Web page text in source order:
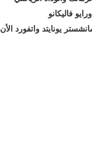
فاليكانو
يونايتد واتفورد الأن